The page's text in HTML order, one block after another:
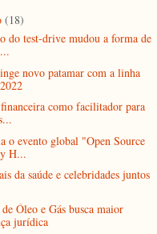
(18)
do test-drive mudou a forma de
novo patamar com a linha
como facilitador para
o evento global "Open Source
H...
da saúde e celebridades juntos
Óleo e Gás busca maior
jurídica